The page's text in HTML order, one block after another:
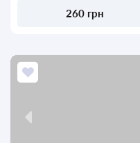
260 грн